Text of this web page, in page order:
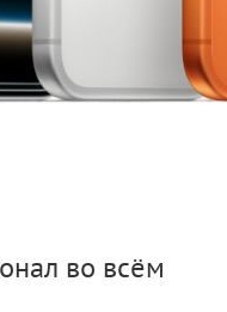
во всём